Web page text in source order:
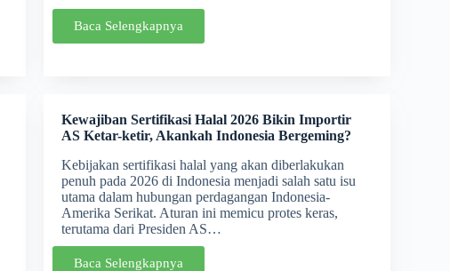
Baca Selengkapnya
Kewajiban Sertifikasi Halal 2026 Bikin Importir
AS Ketar-ketir, Akankah Indonesia Bergeming?
Kebijakan sertifikasi halal yang akan diberlakukan
penuh pada 2026 di Indonesia menjadi salah satu isu
utama dalam hubungan perdagangan Indonesia-
Amerika Serikat. Aturan ini memicu protes keras,
terutama dari Presiden AS…
Baca Selengkapnya